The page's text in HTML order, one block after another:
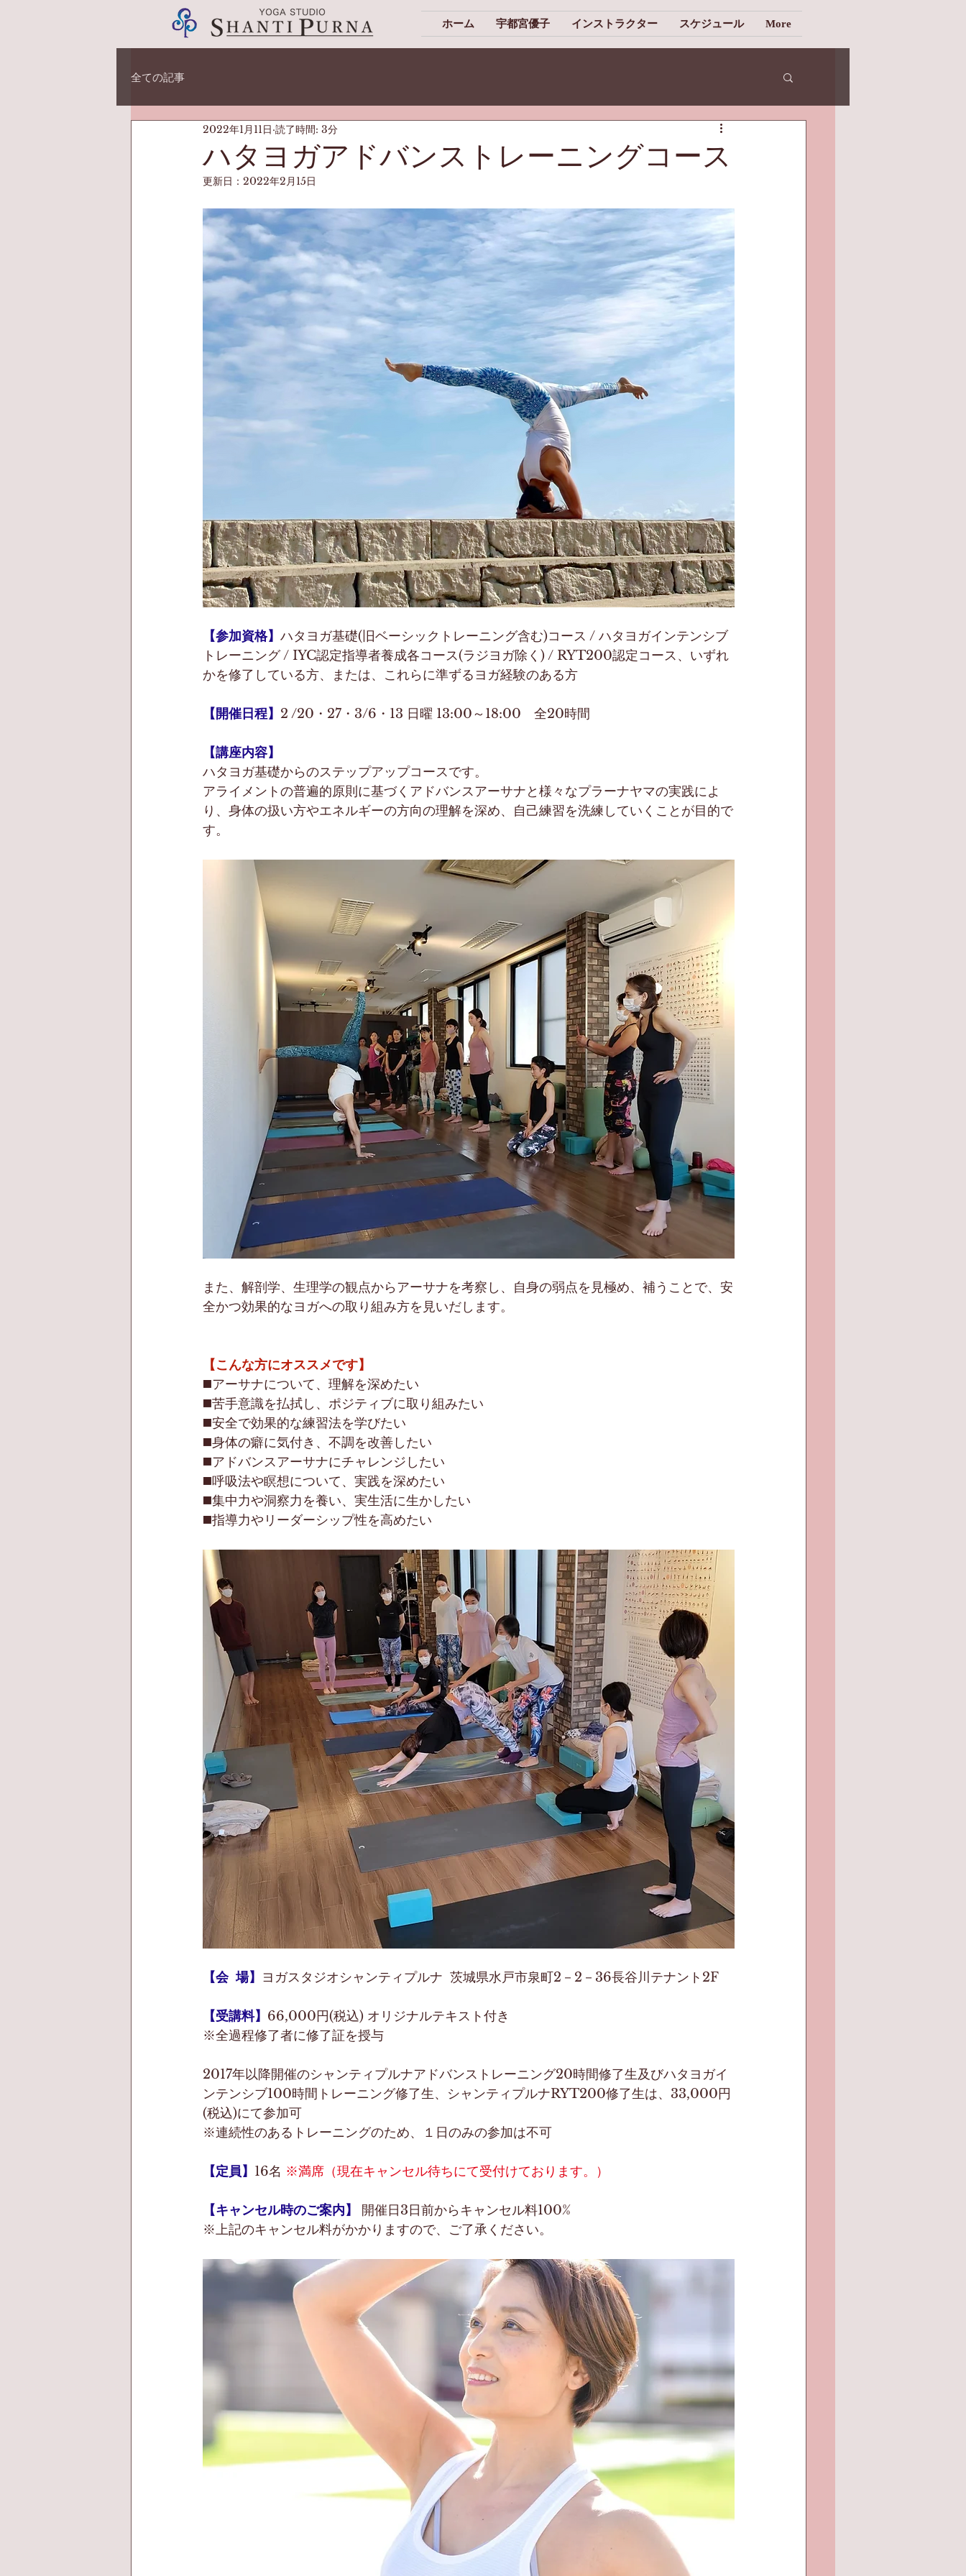
ホーム 宇都宮優子 インストラクター スケジュール More
全ての記事
ハタヨガアドバンストレーニングコース
2022年1月11日 読了時間: 3分
更新日： 2022年2月15日
【参加資格】 ハタヨガ基礎(旧ベーシックトレーニング含む)コース / ハタヨガインテンシブ
トレーニング / IYC認定指導者養成各コース(ラジヨガ除く) / RYT200認定コース、いずれ
かを修了している方、または、これらに準ずるヨガ経験のある方
【開催日程】 2 /20・27・3/6・13 日曜 13:00～18:00　全20時間
【講座内容】
ハタヨガ基礎からのステップアップコースです。
アライメントの普遍的原則に基づくアドバンスアーサナと様々なプラーナヤマの実践によ
り、身体の扱い方やエネルギーの方向の理解を深め、自己練習を洗練していくことが目的で
す。
また、解剖学、生理学の観点からアーサナを考察し、自身の弱点を見極め、補うことで、安
全かつ効果的なヨガへの取り組み方を見いだします。
【こんな方にオススメです】
◼️アーサナについて、理解を深めたい
◼️苦手意識を払拭し、ポジティブに取り組みたい
◼️安全で効果的な練習法を学びたい
◼️身体の癖に気付き、不調を改善したい
◼️アドバンスアーサナにチャレンジしたい
◼️呼吸法や瞑想について、実践を深めたい
◼️集中力や洞察力を養い、実生活に生かしたい
◼️指導力やリーダーシップ性を高めたい
【会  場】 ヨガスタジオシャンティプルナ  茨城県水戸市泉町2－2－36長谷川テナント2F
【受講料】 66,000円(税込) オリジナルテキスト付き
※全過程修了者に修了証を授与
2017年以降開催のシャンティプルナアドバンストレーニング20時間修了生及びハタヨガイ
ンテンシブ100時間トレーニング修了生、シャンティプルナRYT200修了生は、33,000円
(税込)にて参加可
※連続性のあるトレーニングのため、１日のみの参加は不可
【定員】 16名 ※満席（現在キャンセル待ちにて受付けております。）
【キャンセル時のご案内】
開催日3日前からキャンセル料100%
※上記のキャンセル料がかかりますので、ご了承ください。